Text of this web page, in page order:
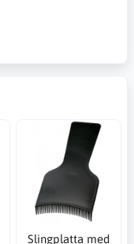
Slingplatta med